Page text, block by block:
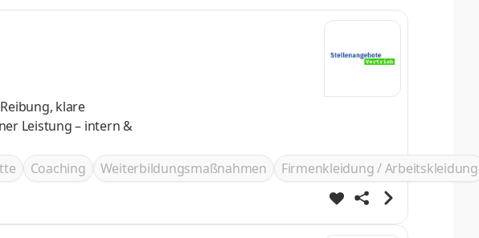
klare
Leistung – intern &
Coaching Weiterbildungsmaßnahmen
Firmenkleidung / Arbeitskleidung